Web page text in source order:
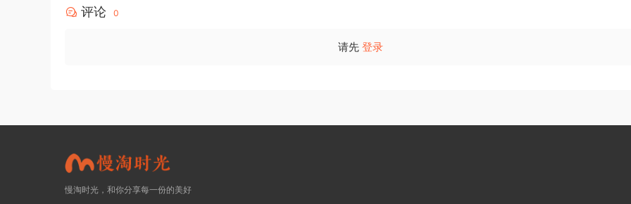
评论 0
请先 登录
慢淘时光，和你分享每一份的美好